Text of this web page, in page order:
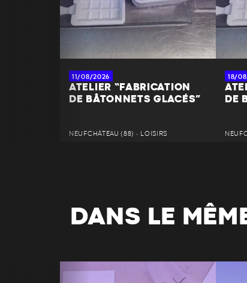
11/08/2026
ATELIER “FABRICATION
DE BÂTONNETS GLACÉS”
NEUFCHÂTEAU (88) • LOISIRS
18/
DE
DANS LE